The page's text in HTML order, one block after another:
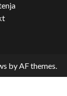
by AF themes.